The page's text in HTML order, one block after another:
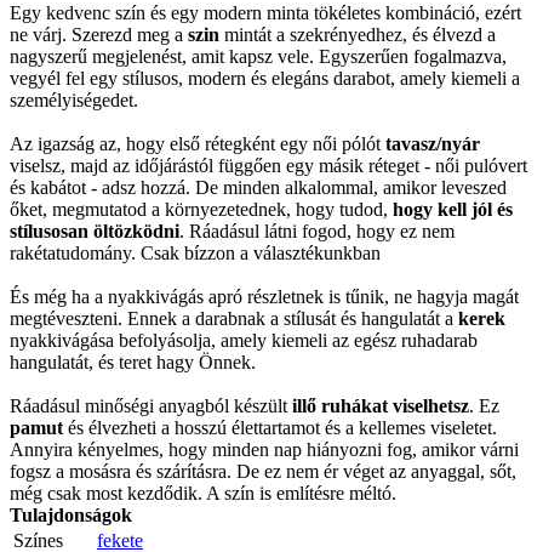
Egy kedvenc szín és egy modern minta tökéletes kombináció, ezért
ne várj. Szerezd meg a szin mintát a szekrényedhez, és élvezd a
nagyszerű megjelenést, amit kapsz vele. Egyszerűen fogalmazva,
vegyél fel egy stílusos, modern és elegáns darabot, amely kiemeli a
személyiségedet.
Az igazság az, hogy első rétegként egy női pólót tavasz/nyár
viselsz, majd az időjárástól függően egy másik réteget - női pulóvert
és kabátot - adsz hozzá. De minden alkalommal, amikor leveszed
őket, megmutatod a környezetednek, hogy tudod, hogy kell jól és
stílusosan öltözködni. Ráadásul látni fogod, hogy ez nem
rakétatudomány. Csak bízzon a választékunkban
És még ha a nyakkivágás apró részletnek is tűnik, ne hagyja magát
megtéveszteni. Ennek a darabnak a stílusát és hangulatát a kerek
nyakkivágása befolyásolja, amely kiemeli az egész ruhadarab
hangulatát, és teret hagy Önnek.
Ráadásul minőségi anyagból készült illő ruhákat viselhetsz. Ez
pamut és élvezheti a hosszú élettartamot és a kellemes viseletet.
Annyira kényelmes, hogy minden nap hiányozni fog, amikor várni
fogsz a mosásra és szárításra. De ez nem ér véget az anyaggal, sőt,
még csak most kezdődik. A szín is említésre méltó.
Tulajdonságok
Színes
fekete